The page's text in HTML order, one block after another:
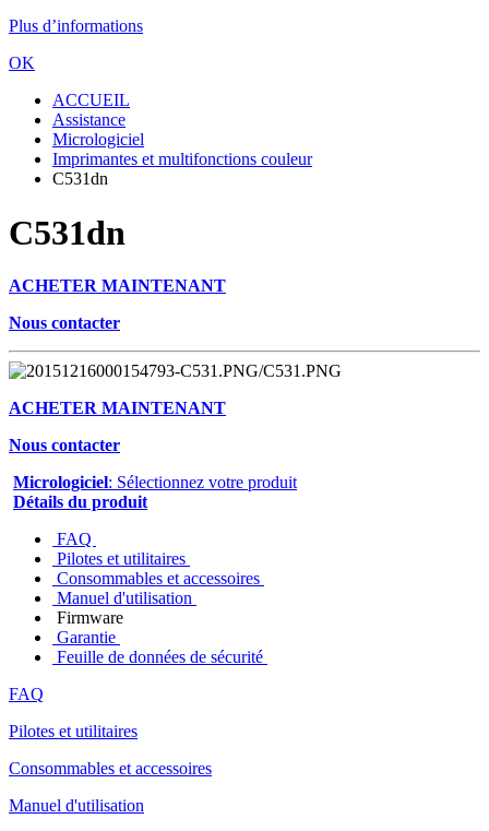
Plus d’informations
OK
ACCUEIL
Assistance
Micrologiciel
Imprimantes et multifonctions couleur
C531dn
C531dn
ACHETER MAINTENANT
Nous contacter
ACHETER MAINTENANT
Nous contacter
Micrologiciel: Sélectionnez votre produit
Détails du produit
FAQ
Pilotes et utilitaires
Consommables et accessoires
Manuel d'utilisation
Firmware
Garantie
Feuille de données de sécurité
FAQ
Pilotes et utilitaires
Consommables et accessoires
Manuel d'utilisation